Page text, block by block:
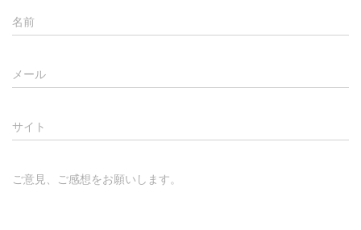
名前
メール
サイト
ご意見、ご感想をお願いします。